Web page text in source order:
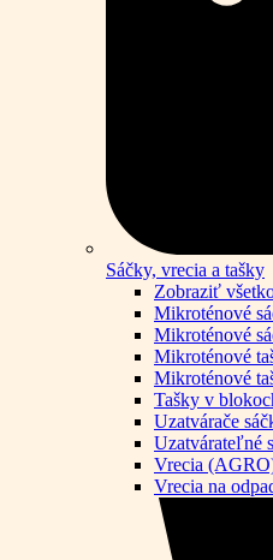
Sáčky, vrecia a tašky
Zobraziť
Mikroténové
Mikroténové
Mikroténové
Mikroténové
Tašky v
Uzatvárače
Uzatvárateľné
Vrecia
Vrecia na